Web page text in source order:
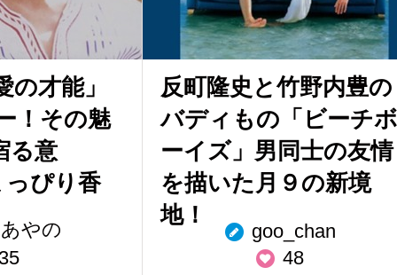
の才能」
！その魅
る意
っぴり香
やの
反町隆史と竹野内豊の
バディもの「ビーチボ
ーイズ」男同士の友情
を描いた月９の新境
地！
goo_chan
48